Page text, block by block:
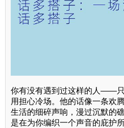
你有没有遇到过这样的人——
用担心冷场。他的话像一条欢
生活的细碎声响，漫过沉默的
是在为你编织一个声音的庇护